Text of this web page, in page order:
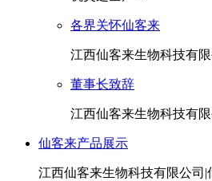
各界关怀仙客来
江西仙客来生物科技有
董事长致辞
江西仙客来生物科技有
仙客来产品展示
江西仙客来生物科技有限公司|